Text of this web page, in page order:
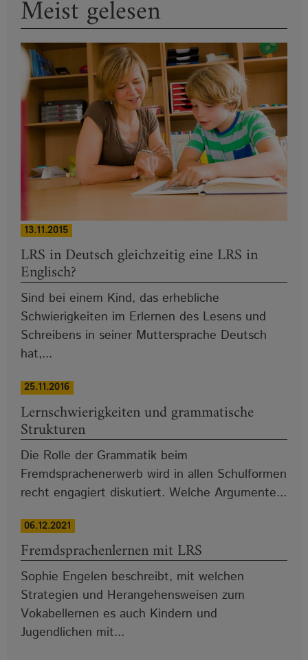
Meist gelesen
13.11.2015
LRS in Deutsch gleichzeitig eine LRS in
Englisch?
Sind bei einem Kind, das erhebliche
Schwierigkeiten im Erlernen des Lesens und
Schreibens in seiner Muttersprache Deutsch
hat,...
25.11.2016
Lernschwierigkeiten und grammatische
Strukturen
Die Rolle der Grammatik beim
Fremdsprachenerwerb wird in allen Schulformen
recht engagiert diskutiert. Welche Argumente...
06.12.2021
Fremdsprachenlernen mit LRS
Sophie Engelen beschreibt, mit welchen
Strategien und Herangehensweisen zum
Vokabellernen es auch Kindern und
Jugendlichen mit...